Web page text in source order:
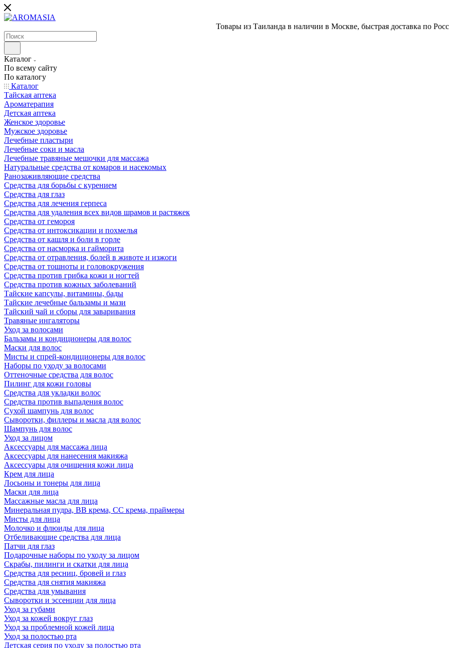
Товары из Таиланда в наличии в Москве, быстрая доставка по
Каталог
По всему сайту
По каталогу
Каталог
Тайская аптека
Ароматерапия
Детская аптека
Женское здоровье
Мужское здоровье
Лечебные пластыри
Лечебные соки и масла
Лечебные травяные мешочки для массажа
Натуральные средства от комаров и насекомых
Ранозаживляющие средства
Средства для борьбы с курением
Средства для глаз
Средства для лечения герпеса
Средства для удаления всех видов шрамов и растяжек
Средства от гемороя
Средства от интоксикации и похмелья
Средства от кашля и боли в горле
Средства от насморка и гайморита
Средства от отравления, болей в животе и изжоги
Средства от тошноты и головокружения
Средства против грибка кожи и ногтей
Средства против кожных заболеваний
Тайские капсулы, витамины, бады
Тайские лечебные бальзамы и мази
Тайский чай и сборы для заваривания
Травяные ингаляторы
Уход за волосами
Бальзамы и кондиционеры для волос
Маски для волос
Мисты и спрей-кондиционеры для волос
Наборы по уходу за волосами
Оттеночные средства для волос
Пилинг для кожи головы
Средства для укладки волос
Средства против выпадения волос
Сухой шампунь для волос
Сыворотки, филлеры и масла для волос
Шампунь для волос
Уход за лицом
Аксессуары для массажа лица
Аксессуары для нанесения макияжа
Аксессуары для очищения кожи лица
Крем для лица
Лосьоны и тонеры для лица
Маски для лица
Массажные масла для лица
Минеральная пудра, BB крема, СС крема, праймеры
Мисты для лица
Молочко и флюиды для лица
Отбеливающие средства для лица
Патчи для глаз
Подарочные наборы по уходу за лицом
Скрабы, пилинги и скатки для лица
Средства для ресниц, бровей и глаз
Средства для снятия макияжа
Средства для умывания
Сыворотки и эссенции для лица
Уход за губами
Уход за кожей вокруг глаз
Уход за проблемной кожей лица
Уход за полостью рта
Детская серия по уходу за полостью рта